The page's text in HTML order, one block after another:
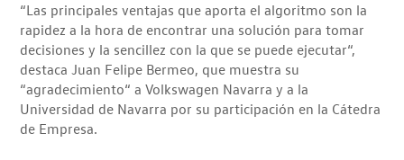
“Las principales ventajas que aporta el algoritmo son la
rapidez a la hora de encontrar una solución para tomar
decisiones y la sencillez con la que se puede ejecutar“,
destaca Juan Felipe Bermeo, que muestra su
“agradecimiento“ a Volkswagen Navarra y a la
Universidad de Navarra por su participación en la Cátedra
de Empresa.